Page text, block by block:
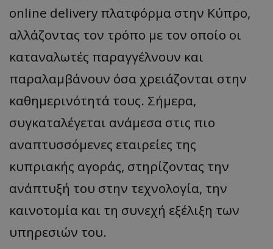
online delivery πλατφόρμα στην Κύπρο,
αλλάζοντας τον τρόπο με τον οποίο οι
καταναλωτές παραγγέλνουν και
παραλαμβάνουν όσα χρειάζονται στην
καθημερινότητά τους. Σήμερα,
συγκαταλέγεται ανάμεσα στις πιο
αναπτυσσόμενες εταιρείες της
κυπριακής αγοράς, στηρίζοντας την
ανάπτυξή του στην τεχνολογία, την
καινοτομία και τη συνεχή εξέλιξη των
υπηρεσιών του.